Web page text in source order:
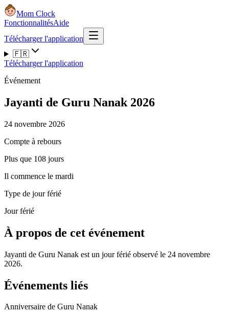
Mom Clock
FonctionnalitésAide
Télécharger l'application
🇫🇷
Télécharger l'application
Événement
Jayanti de Guru Nanak 2026
24 novembre 2026
Compte à rebours
Plus que 108 jours
Il commence le mardi
Type de jour férié
Jour férié
À propos de cet événement
Jayanti de Guru Nanak est un jour férié observé le 24 novembre
2026.
Événements liés
Anniversaire de Guru Nanak